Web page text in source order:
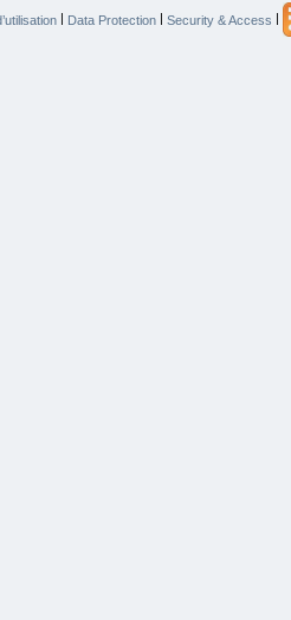
| Data Protection | Security & Access |